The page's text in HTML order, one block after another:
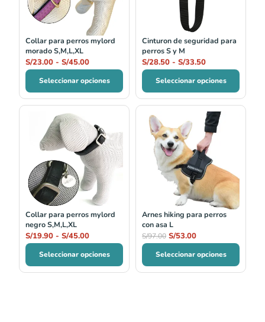
Collar para perros mylord
morado S,M,L,XL
S/23.00 - S/45.00
hasta
S/45.00
Seleccionar opciones
Cinturon de seguridad para
perros S y M
S/28.50 - S/33.50
Seleccionar opciones
Collar para perros mylord
negro S,M,L,XL
S/19.90 - S/45.00
de
precios:
desde
S/19.90
hasta
S/45.00
Seleccionar opciones
Arnes hiking para perros
con asa L
S/97.00
precio
original
era:
S/97.00.
S/53.00
precio
actual
es:
S/53.00.
Seleccionar opciones